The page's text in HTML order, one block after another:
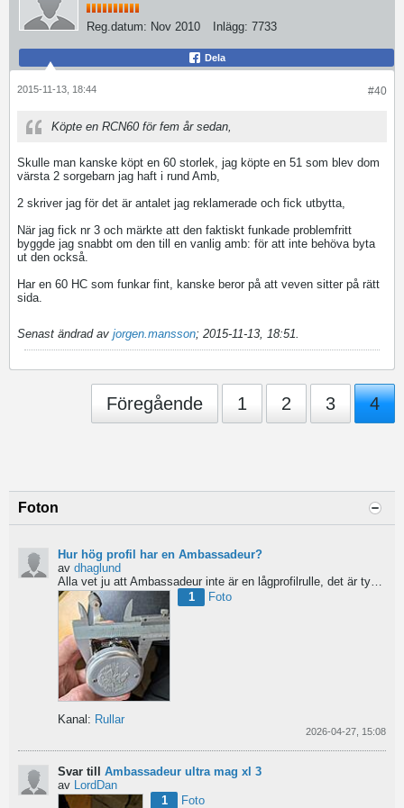
Reg.datum: Nov 2010 Inlägg: 7733
Dela
#40
2015-11-13, 18:44
Köpte en RCN60 för fem år sedan,
Skulle man kanske köpt en 60 storlek, jag köpte en 51 som blev dom
värsta 2 sorgebarn jag haft i rund Amb,
2 skriver jag för det är antalet jag reklamerade och fick utbytta,
När jag fick nr 3 och märkte att den faktiskt funkade problemfritt
byggde jag snabbt om den till en vanlig amb: för att inte behöva byta
ut den också.
Har en 60 HC som funkar fint, kanske beror på att veven sitter på rätt
sida.
Senast ändrad av jorgen.mansson; 2015-11-13, 18:51
Föregående 1 2 3 4
Foton
Hur hög profil har en Ambassadeur?
av dhaglund
1
Foto
Kanal: Rullar
2026-04-27, 15:08
Svar till Ambassadeur ultra mag xl 3
av
LordDan
1
Foto